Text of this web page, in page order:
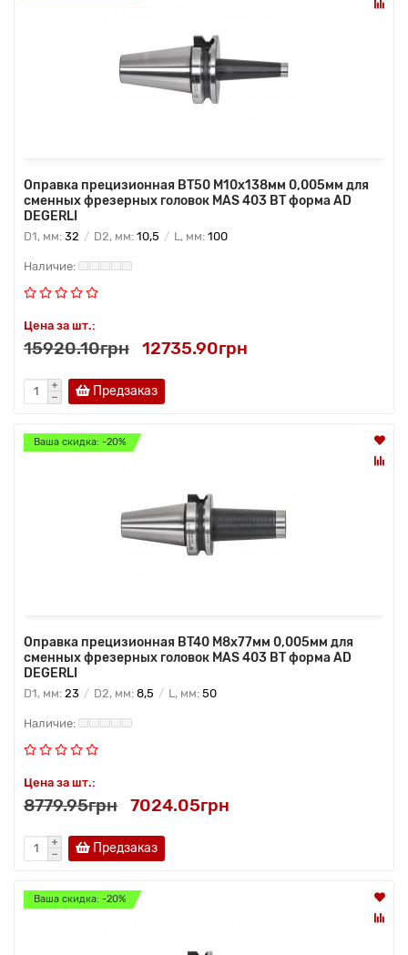
Оправка прецизионная BT50 M10x138мм 0,005мм для
сменных фрезерных головок MAS 403 BT форма AD
DEGERLI
D1, мм: 32 D2, мм: 10,5 L, мм: 100
Цена за шт.:
15920.10грн 12735.90грн
Предзаказ
Ваша скидка: -20%
Оправка прецизионная BT40 M8x77мм 0,005мм для
сменных фрезерных головок MAS 403 BT форма AD
DEGERLI
D1, мм: 23 D2, мм: 8,5 L, мм: 50
Цена за шт.:
8779.95грн 7024.05грн
Предзаказ
Ваша скидка: -20%